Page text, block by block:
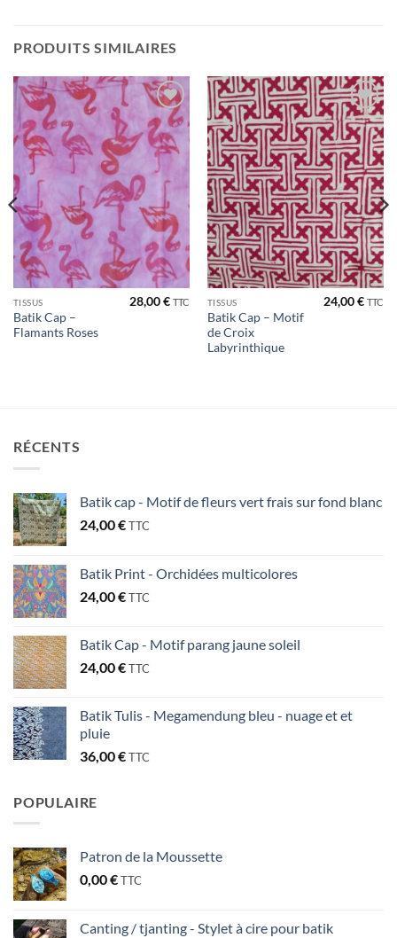
PRODUITS SIMILAIRES
Ajouter
à la liste
de
souhaits
TISSUS
Batik Cap –
Flamants Roses
28,00€ TTC
Ajouter
à la liste
de
souhaits
TISSUS
Batik Cap – Motif
de Croix
Labyrinthique
24,00€ TTC
RÉCENTS
Batik cap - Motif de fleurs vert frais sur fond blanc
24,00€TTC
Batik Print - Orchidées multicolores
24,00€TTC
Batik Cap - Motif parang jaune soleil
24,00€TTC
Batik Tulis - Megamendung bleu - nuage et et
pluie
36,00€TTC
POPULAIRE
Patron de la Moussette
0,00€TTC
Canting / tjanting - Stylet à cire pour batik